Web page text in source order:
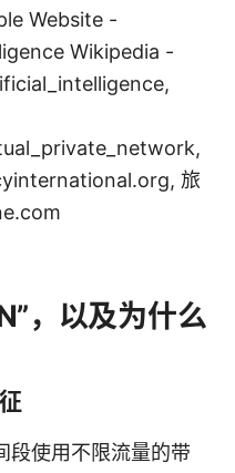
Website -
Wikipedia -
旅
，以及为什么
段使用不限流量的带